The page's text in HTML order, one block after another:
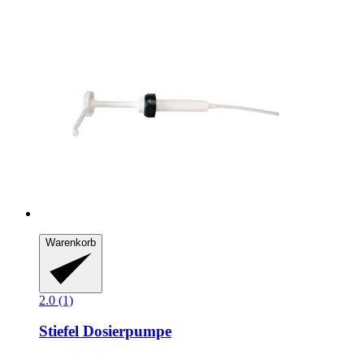
Warenkorb
2.0 (1)
Stiefel Dosierpumpe